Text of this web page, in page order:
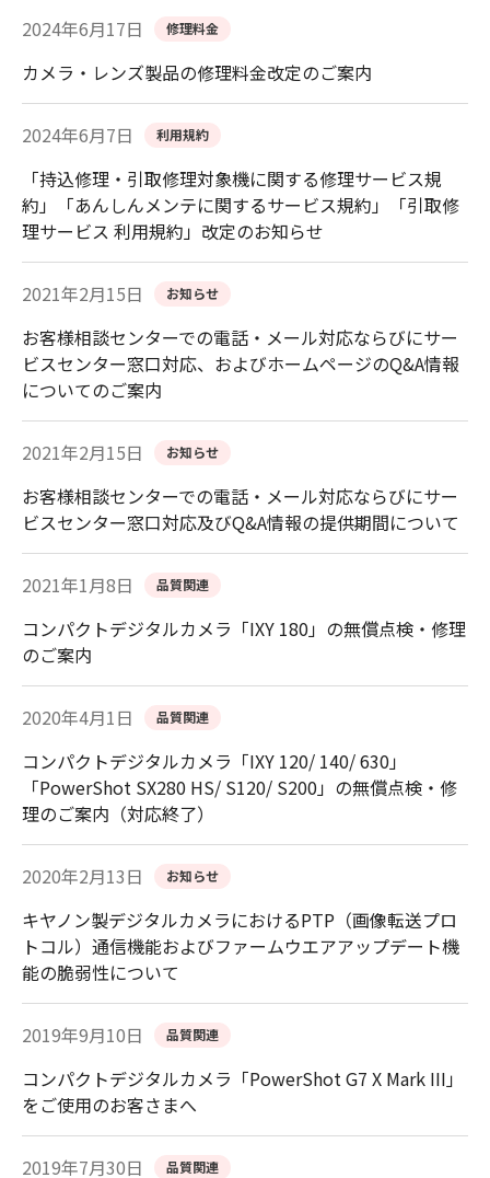
2024年6月17日 修理料金
カメラ・レンズ製品の修理料金改定のご案内
2024年6月7日 利用規約
「持込修理・引取修理対象機に関する修理サービス規
約」「あんしんメンテに関するサービス規約」「引取修
理サービス 利用規約」改定のお知らせ
2021年2月15日 お知らせ
お客様相談センターでの電話・メール対応ならびにサー
ビスセンター窓口対応、およびホームページのQ&A情報
についてのご案内
2021年2月15日 お知らせ
お客様相談センターでの電話・メール対応ならびにサー
ビスセンター窓口対応及びQ&A情報の提供期間について
2021年1月8日 品質関連
コンパクトデジタルカメラ「IXY 180」の無償点検・修理
のご案内
2020年4月1日 品質関連
コンパクトデジタルカメラ「IXY 120/ 140/ 630」
「PowerShot SX280 HS/ S120/ S200」の無償点検・修
理のご案内（対応終了）
2020年2月13日 お知らせ
キヤノン製デジタルカメラにおけるPTP（画像転送プロ
トコル）通信機能およびファームウエアアップデート機
能の脆弱性について
2019年9月10日 品質関連
コンパクトデジタルカメラ「PowerShot G7 X Mark III」
をご使用のお客さまへ
2019年7月30日 品質関連